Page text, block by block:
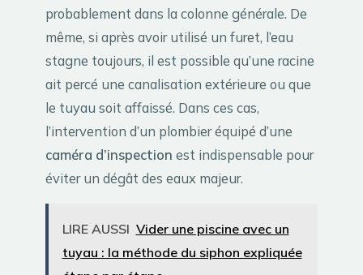
probablement dans la colonne générale. De
même, si après avoir utilisé un furet, l’eau
stagne toujours, il est possible qu’une racine
ait percé une canalisation extérieure ou que
le tuyau soit affaissé. Dans ces cas,
l’intervention d’un plombier équipé d’une
caméra d’inspection est indispensable pour
éviter un dégât des eaux majeur.
LIRE AUSSI Vider une piscine avec un
tuyau : la méthode du siphon expliquée